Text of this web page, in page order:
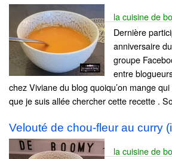
la cuisine de
Dernière
anniversaire
groupe
entre
chez Viviane du blog quoiqu’on mange
que je suis allée chercher cette recette .
Velouté de chou-fleur au curry
la cuisine de